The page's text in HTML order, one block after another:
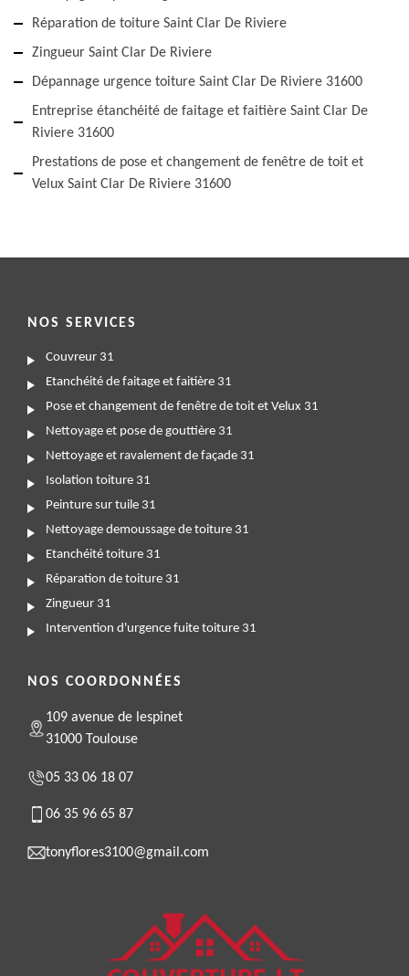
Réparation de toiture Saint Clar De Riviere
Zingueur Saint Clar De Riviere
Dépannage urgence toiture Saint Clar De Riviere 31600
Entreprise étanchéité de faitage et faitière Saint Clar De
Riviere 31600
Prestations de pose et changement de fenêtre de toit et
Velux Saint Clar De Riviere 31600
NOS SERVICES
Couvreur 31
Etanchéité de faitage et faitière 31
Pose et changement de fenêtre de toit et Velux 31
Nettoyage et pose de gouttière 31
Nettoyage et ravalement de façade 31
Isolation toiture 31
Peinture sur tuile 31
Nettoyage demoussage de toiture 31
Etanchéité toiture 31
Réparation de toiture 31
Zingueur 31
Intervention d'urgence fuite toiture 31
NOS COORDONNÉES
109 avenue de lespinet
31000 Toulouse
05 33 06 18 07
06 35 96 65 87
tonyflores3100@gmail.com